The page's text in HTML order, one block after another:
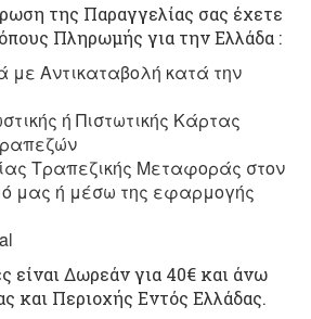
της Παραγγελίας σας έχετε
Πληρωμής για την Ελλάδα :
με Αντικαταβολή κατά την
ή Πιστωτικής Κάρτας
Τραπεζικής Μεταφοράς στον
μας ή μέσω της εφαρμογής
είναι Δωρεάν για 40€ και άνω
και Περιοχής Εντός Ελλάδας.